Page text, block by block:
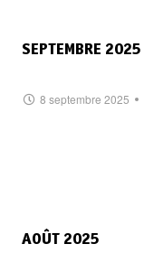
SEPTEMBRE 2025
8 septembre 2025
AOÛT 2025